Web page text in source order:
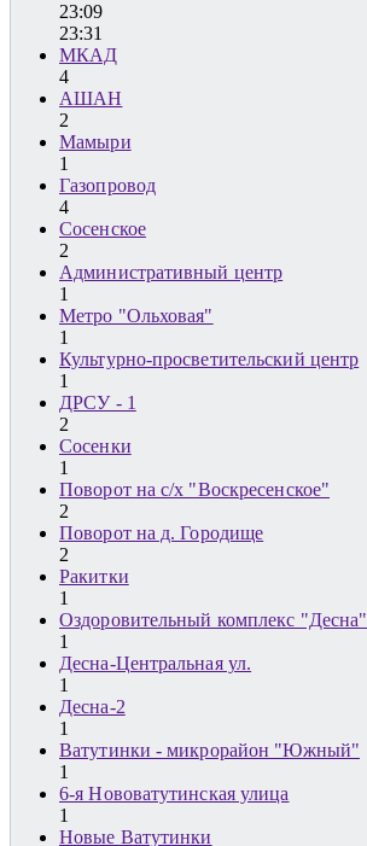
23:09
23:31
МКАД
4
АШАН
2
Мамыри
1
Газопровод
4
Сосенское
2
Административный центр
1
Метро "Ольховая"
1
Культурно-просветительский центр
1
ДРСУ - 1
2
Сосенки
1
Поворот на с/х "Воскресенское"
2
Поворот на д. Городище
2
Ракитки
1
Оздоровительный комплекс "Десна"
1
Десна-Центральная ул.
1
Десна-2
1
Ватутинки - микрорайон "Южный"
1
6-я Нововатутинская улица
1
Новые Ватутинки